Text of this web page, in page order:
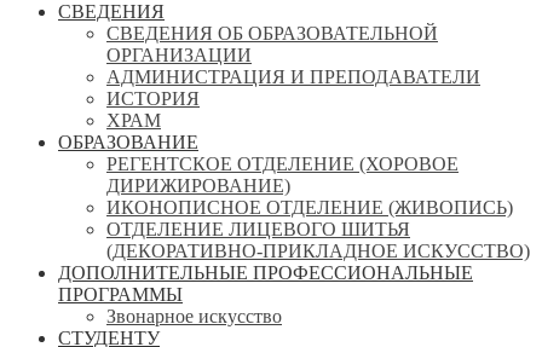
СВЕДЕНИЯ
СВЕДЕНИЯ ОБ ОБРАЗОВАТЕЛЬНОЙ
ОРГАНИЗАЦИИ
АДМИНИСТРАЦИЯ И ПРЕПОДАВАТЕЛИ
ИСТОРИЯ
ХРАМ
ОБРАЗОВАНИЕ
РЕГЕНТСКОЕ ОТДЕЛЕНИЕ (ХОРОВОЕ
ДИРИЖИРОВАНИЕ)
ИКОНОПИСНОЕ ОТДЕЛЕНИЕ (ЖИВОПИСЬ)
ОТДЕЛЕНИЕ ЛИЦЕВОГО ШИТЬЯ
(ДЕКОРАТИВНО-ПРИКЛАДНОЕ ИСКУССТВО)
ДОПОЛНИТЕЛЬНЫЕ ПРОФЕССИОНАЛЬНЫЕ
ПРОГРАММЫ
Звонарное искусство
СТУДЕНТУ